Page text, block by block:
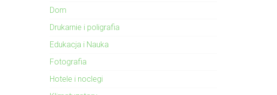
Dom
Drukarnie i poligrafia
Edukacja i Nauka
Fotografia
Hotele i noclegi